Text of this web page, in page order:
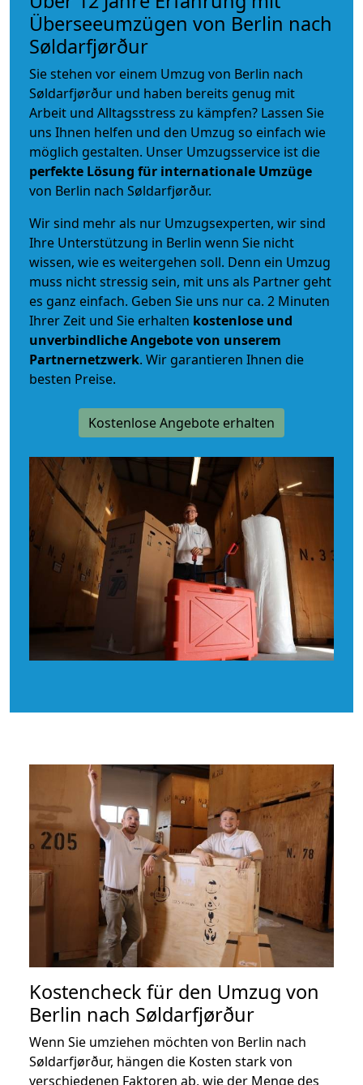
Überseeumzügen von Berlin nach
Søldarfjørður
Sie stehen vor einem Umzug von Berlin nach
Søldarfjørður und haben bereits genug mit
Arbeit und Alltagsstress zu kämpfen? Lassen Sie
uns Ihnen helfen und den Umzug so einfach wie
möglich gestalten. Unser Umzugsservice ist die
perfekte Lösung für internationale Umzüge
von Berlin nach Søldarfjørður.
Wir sind mehr als nur Umzugsexperten, wir sind
Ihre Unterstützung in Berlin wenn Sie nicht
wissen, wie es weitergehen soll. Denn ein Umzug
muss nicht stressig sein, mit uns als Partner geht
es ganz einfach. Geben Sie uns nur ca. 2 Minuten
Ihrer Zeit und Sie erhalten kostenlose und
unverbindlicheAngebote von unserem
Partnernetzwerk. Wir garantieren Ihnen die
besten Preise.
Kostenlose Angebote erhalten
Kostencheck für den Umzug von
Berlin nach Søldarfjørður
Wenn Sie umziehen möchten von Berlin nach
Søldarfjørður, hängen die Kosten stark von
verschiedenen Faktoren ab, wie der Menge des